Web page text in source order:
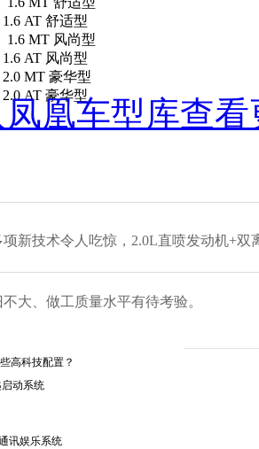
AT 舒适型
MT 风尚型
AT 风尚型
MT 豪华型
AT 豪华型
凰车型库查看
项新技术令人吃惊，2.0L直喷发动机+
大、做工质量水平有待考验。
高科技配置？
动系统
讯娱乐系统